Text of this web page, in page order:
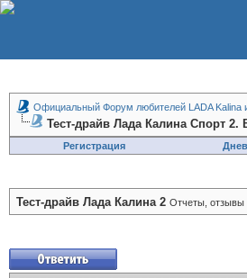
Официальный Форум любителей LADA Kalina
Тест-драйв Лада Калина Спорт
Регистрация
Тест-драйв Лада Калина 2 Отчеты, отзывы